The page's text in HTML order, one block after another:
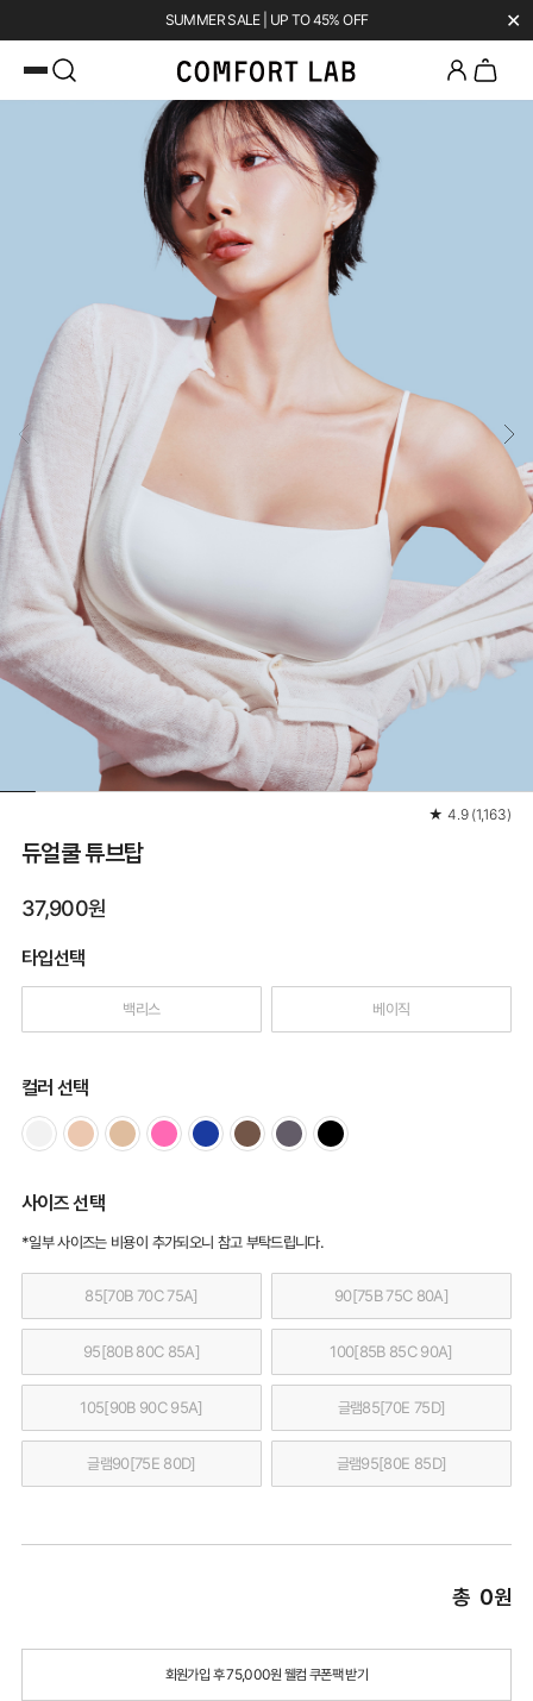
SUMMER SALE | UP TO 45% OFF
카카오채널 추가하고 10,000원 쿠폰 받기
첫 구매 시 베스트셀러 50% 즉시 할인
✕
★ 4.9 (1,163)
듀얼쿨 튜브탑
37,900원
타입선택
백리스 베이직
컬러 선택
사이즈 선택
*일부 사이즈는 비용이 추가되오니 참고 부탁드립니다.
85[70B 70C 75A] 90[75B 75C 80A]
95[80B 80C 85A] 100[85B 85C 90A]
105[90B 90C 95A] 글램85[70E 75D]
글램90[75E 80D] 글램95[80E 85D]
총 0원
회원가입 후 75,000원 웰컴 쿠폰팩 받기